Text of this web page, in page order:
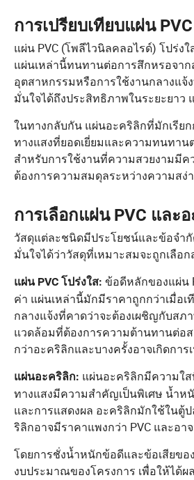
การเปรียบเทียบแผ่น
แผ่น PVC (โพลีไวนิลคลอไรด์) โปร่
แผ่นเหล่านี้ทนทานต่อการสึกหรอจาก
อุตสาหกรรมหรือการใช้งานกลางแ
มั่นใจได้ถึงประสิทธิภาพในระยะยาว
ในทางกลับกัน แผ่นอะคริลิกที่มักเรีย
ทางแสงที่ยอดเยี่ยมและความทนทาน
สำหรับการใช้งานที่ความสวยงามมี
ต้องการความสมดุลระหว่างความส
การเลือกแผ่น PVC และ
วัสดุแต่ละชนิดมีประโยชน์และข้อจำ
มั่นใจได้ว่าวัสดุที่เหมาะสมจะถูกเลือ
แผ่น PVC โปร่งใส: ข้อดีหลักของแผ่น
ค่า แผ่นเหล่านี้มักมีราคาถูกกว่าเมื่อ
กลางแจ้งที่คาดว่าจะต้องเผชิญกับส
แวดล้อมที่ต้องการความต้านทานต่อส
กว่าอะคริลิกและบางครั้งอาจเกิดการ
แผ่นอะคริลิก: แผ่นอะคริลิกมีความใส
ทางแสงมีความสำคัญเป็นพิเศษ น้ำห
และการแสดงผล อะคริลิกมักใช้ในตู้
ริลิกอาจมีราคาแพงกว่า PVC และอ
โดยการชั่งน้ำหนักข้อดีและข้อเสียข
งบประมาณของโครงการ เพื่อให้ได้